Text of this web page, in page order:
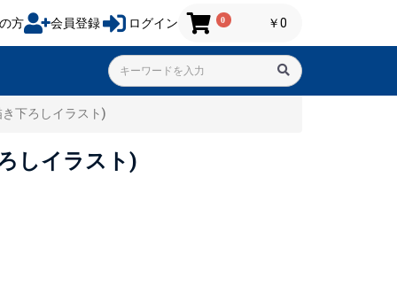
方 会員登録 ログイン 0 ￥0
下ろしイラスト)
しイラスト)